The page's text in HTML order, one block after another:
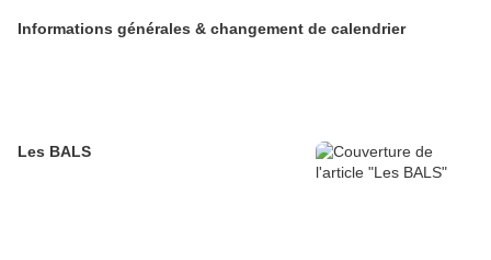
Informations générales & changement de calendrier
Les BALS